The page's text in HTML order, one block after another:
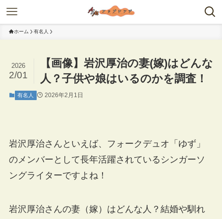
ホーム 有名人
【画像】岩沢厚治の妻(嫁)はどんな
人？子供や娘はいるのかを調査！
2026
2/01
有名人 2026年2月1日
岩沢厚治さんといえば、フォークデュオ「ゆず」
のメンバーとして長年活躍されているシンガーソ
ングライターですよね！
岩沢厚治さんの妻（嫁）はどんな人？結婚や馴れ